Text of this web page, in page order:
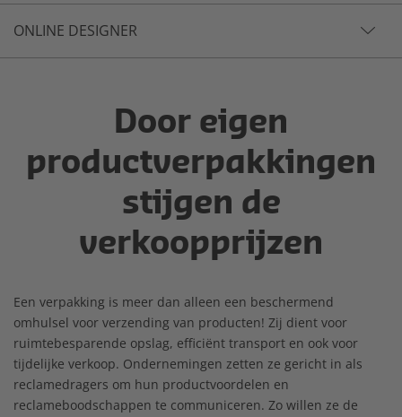
ONLINE DESIGNER
Door eigen
productverpakkingen
stijgen de
verkoopprijzen
Een verpakking is meer dan alleen een beschermend
omhulsel voor verzending van producten! Zij dient voor
ruimtebesparende opslag, efficiënt transport en ook voor
tijdelijke verkoop. Ondernemingen zetten ze gericht in als
reclamedragers om hun productvoordelen en
reclameboodschappen te communiceren. Zo willen ze de